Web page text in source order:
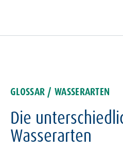
Hauptnavigation
Inhalt
Footer
GLOSSAR / WASSERARTEN
Die
Wasserarten